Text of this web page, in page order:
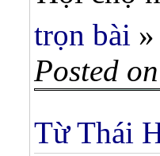
trọn bài »
Posted
Từ Thái